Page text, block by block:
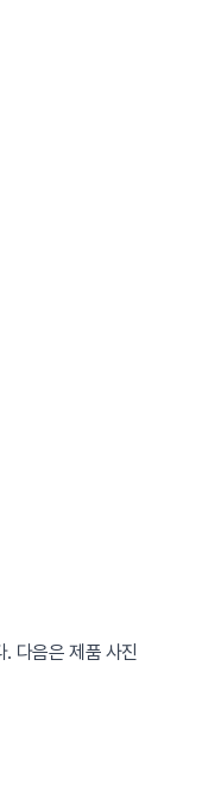
다음은 제품 사진